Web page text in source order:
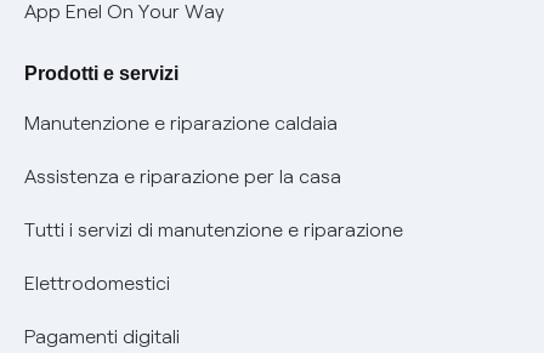
Verifica chi ti ha chiamato
Agevolazione utenti con disabilità per offerte Fibra
Informativa RAEE
App Enel On Your Way
Prodotti e servizi
Manutenzione e riparazione caldaia
Assistenza e riparazione per la casa
Tutti i servizi di manutenzione e riparazione
Elettrodomestici
Pagamenti digitali